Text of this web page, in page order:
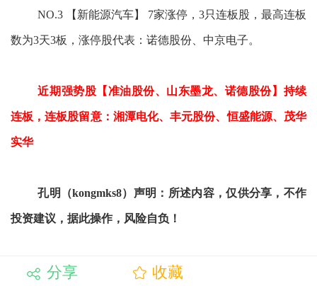
NO.3 【新能源汽车】 7家涨停，3只连板股，最高连板
数为3天3板，涨停股代表：诺德股份、中京电子。
近期强势股【准油股份、山东墨龙、诺德股份】持续
连板，连板股留意：湘潭电化、丰元股份、恒盛能源、茂华
实华
孔明（kongmks8）声明：所述内容，仅供分享，不作
投资建议，据此操作，风险自负！
分享 收藏